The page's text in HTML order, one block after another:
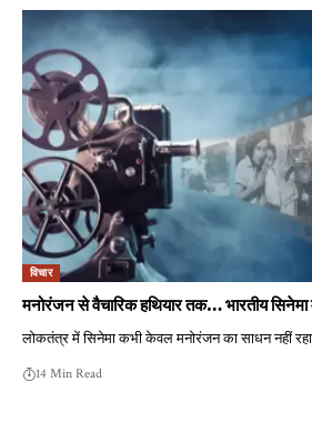
विचार
मनोरंजन से वैचारिक हथियार तक… भारतीय सिनेमा
लोकतंत्र में सिनेमा कभी केवल मनोरंजन का साधन नहीं
14 Min Read